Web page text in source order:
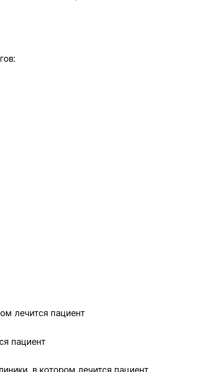
лечится пациент
пациент
в котором лечится пациент